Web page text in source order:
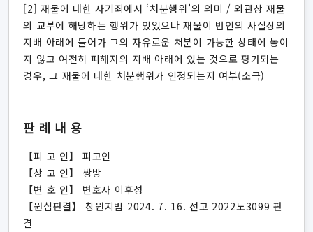
[2] 재물에 대한 사기죄에서 ‘처분행위’의 의미 / 외관상 재물
의 교부에 해당하는 행위가 있었으나 재물이 범인의 사실상의
지배 아래에 들어가 그의 자유로운 처분이 가능한 상태에 놓이
지 않고 여전히 피해자의 지배 아래에 있는 것으로 평가되는
경우, 그 재물에 대한 처분행위가 인정되는지 여부(소극)
판례내용
【피 고 인】 피고인
【상 고 인】 쌍방
【변 호 인】 변호사 이후성
【원심판결】 창원지법 2024. 7. 16. 선고 2022노3099 판
결